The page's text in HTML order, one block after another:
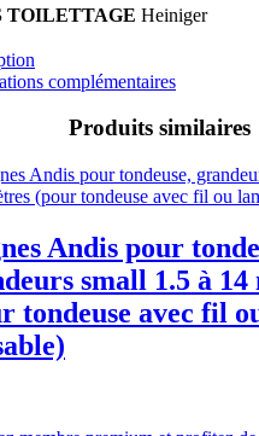
TOILETTAGE Heiniger
complémentaires
Produits similaires
Andis pour
small 1.5 à
tondeuse avec fil